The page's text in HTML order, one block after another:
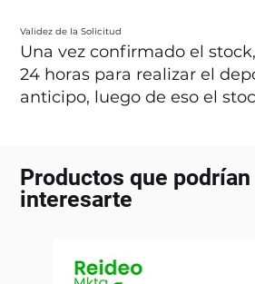
Validez de la Solicitud
Una vez confirmado el
24 horas para realizar el
anticipo, luego de eso el
Productos que podrían
interesarte